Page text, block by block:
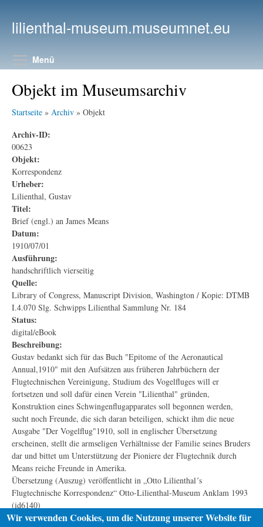
lilienthal-museum.museumnet.eu
Menü
Objekt im Museumsarchiv
Startseite » Archiv » Objekt
Archiv-ID:
00623
Objekt:
Korrespondenz
Urheber:
Lilienthal, Gustav
Titel:
Brief (engl.) an James Means
Datum:
1910/07/01
Ausführung:
handschriftlich vierseitig
Quelle:
Library of Congress, Manuscript Division, Washington / Kopie: DTMB
I.4.070 Slg. Schwipps Lilienthal Sammlung Nr. 184
Status:
digital/eBook
Beschreibung:
Gustav bedankt sich für das Buch "Epitome of the Aeronautical
Annual,1910" mit den Aufsätzen aus früheren Jahrbüchern der
Flugtechnischen Vereinigung, Studium des Vogelfluges will er
fortsetzen und soll dafür einen Verein "Lilienthal" gründen,
Konstruktion eines Schwingenflugapparates soll begonnen werden,
sucht noch Freunde, die sich daran beteiligen, schickt ihm die neue
Ausgabe "Der Vogelflug"1910, soll in englischer Übersetzung
erscheinen, stellt die armseligen Verhältnisse der Familie seines Bruders
dar und bittet um Unterstützung der Pioniere der Flugtechnik durch
Means reiche Freunde in Amerika.
Übersetzung (Auszug) veröffentlicht in „Otto Lilienthal´s
Flugtechnische Korrespondenz“ Otto-Lilienthal-Museum Anklam 1993
(id6140)
Wir verwenden Cookies, um die Nutzung unserer Website für